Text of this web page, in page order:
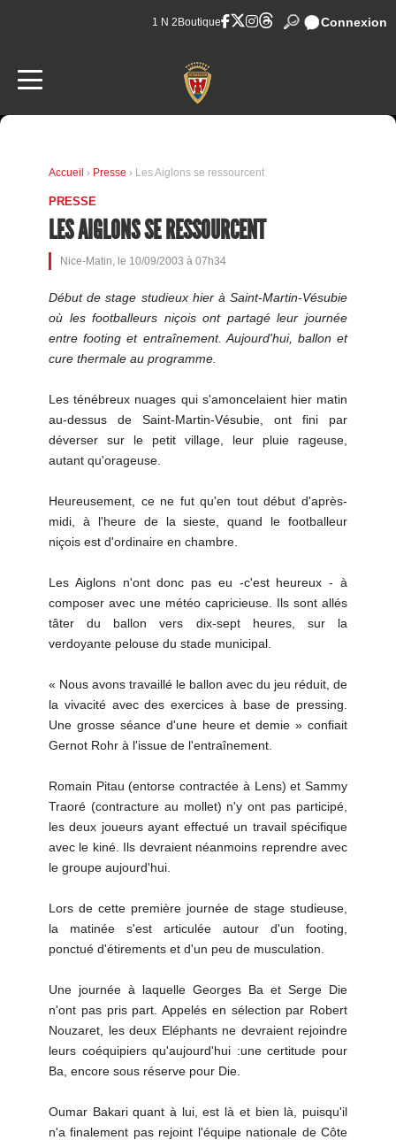
1 N 2 Boutique Connexion
Accueil › Presse › Les Aiglons se ressourcent
PRESSE
LES AIGLONS SE RESSOURCENT
Nice-Matin, le 10/09/2003 à 07h34
Début de stage studieux hier à Saint-Martin-Vésubie
où les footballeurs niçois ont partagé leur journée
entre footing et entraînement. Aujourd'hui, ballon et
cure thermale au programme.
Les ténébreux nuages qui s'amoncelaient hier matin
au-dessus de Saint-Martin-Vésubie, ont fini par
déverser sur le petit village, leur pluie rageuse,
autant qu'orageuse.
Heureusement, ce ne fut qu'en tout début d'après-
midi, à l'heure de la sieste, quand le footballeur
niçois est d'ordinaire en chambre.
Les Aiglons n'ont donc pas eu -c'est heureux - à
composer avec une météo capricieuse. Ils sont allés
tâter du ballon vers dix-sept heures, sur la
verdoyante pelouse du stade municipal.
« Nous avons travaillé le ballon avec du jeu réduit, de
la vivacité avec des exercices à base de pressing.
Une grosse séance d'une heure et demie » confiait
Gernot Rohr à l'issue de l'entraînement.
Romain Pitau (entorse contractée à Lens) et Sammy
Traoré (contracture au mollet) n'y ont pas participé,
les deux joueurs ayant effectué un travail spécifique
avec le kiné. Ils devraient néanmoins reprendre avec
le groupe aujourd'hui.
Lors de cette première journée de stage studieuse,
la matinée s'est articulée autour d'un footing,
ponctué d'étirements et d'un peu de musculation.
Une journée à laquelle Georges Ba et Serge Die
n'ont pas pris part. Appelés en sélection par Robert
Nouzaret, les deux Eléphants ne devraient rejoindre
leurs coéquipiers qu'aujourd'hui :une certitude pour
Ba, encore sous réserve pour Die.
Oumar Bakari quant à lui, est là et bien là, puisqu'il
n'a finalement pas rejoint l'équipe nationale de Côte